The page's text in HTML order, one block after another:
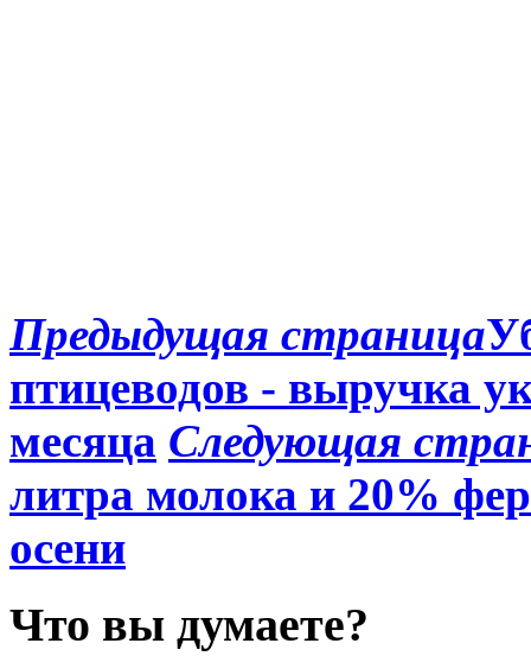
Предыдущая страница
птицеводов - выручка
месяца Следующая
литра молока и 20%
осени
Что вы думаете?